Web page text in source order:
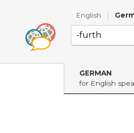
English |
GERMAN
for English